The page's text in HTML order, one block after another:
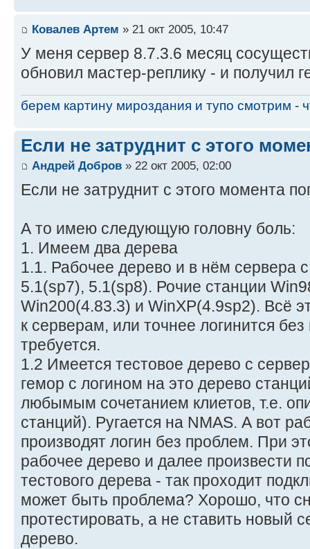
Ковалев Артем » 21 окт 2005, 10:47
У меня сервер 8.7.3.6 месяц
обновил мастер-реплику - и получил
берем картину мироздания и тупо смотрим -
Если не затруднит с этого
Андрей Добров » 22 окт 2005, 02:00
Если не затруднит с этого момента
А то имею следующую головну боль:
1. Имеем два дерева
1.1. Рабочее дерево и в нём сервера
5.1(sp7), 5.1(sp8). Рочие станции
Win200(4.83.3) и WinXP(4.9sp2). Всё
к серверам, или точнее логинится
требуется.
1.2 Имеется тестовое дерево с
гемор с логином на это дерево
любымым сочетанием клиетов, т.е.
станций). Ругается на NMAS. А вот
производят логин без проблем. При
рабочее дерево и далее произвести
тестового дерева - так проходит
может быть проблема? Хорошо, что
протестировать, а не ставить новый
дерево.